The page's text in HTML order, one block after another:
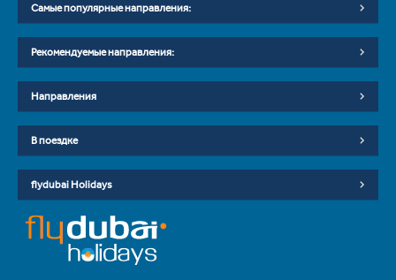
Самые популярные направления:
Рекомендуемые направления:
Направления
В поездке
flydubai Holidays